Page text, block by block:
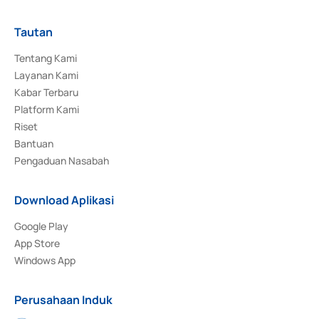
Tautan
Tentang Kami
Layanan Kami
Kabar Terbaru
Platform Kami
Riset
Bantuan
Pengaduan Nasabah
Download Aplikasi
Google Play
App Store
Windows App
Perusahaan Induk